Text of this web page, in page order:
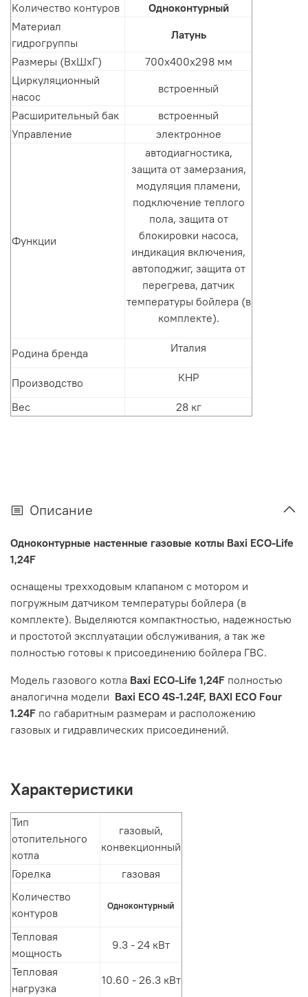
Количество контуров
Одноконтурный
Материал
гидрогруппы
Латунь
Размеры (ВхШхГ)
700x400x298 мм
Циркуляционный
насос
встроенный
Расширительный бак
встроенный
Управление
электронное
Функции
автодиагностика,
защита от замерзания,
модуляция пламени,
подключение теплого
пола, защита от
блокировки насоса,
индикация включения,
автоподжиг, защита от
перегрева, датчик
температуры бойлера (в
комплекте).
Родина бренда Италия
Производство КНР
Вес 28 кг
Описание
Одноконтурные настенные газовые котлы Baxi ECO-Life
1,24F
оснащены трехходовым клапаном с мотором и
погружным датчиком температуры бойлера (в
комплекте). Выделяются компактностью, надежностью
и простотой эксплуатации обслуживания, а так же
полностью готовы к присоединению бойлера ГВС.
Модель газового котла Baxi ECO-Life 1,24F полностью
аналогична модели Baxi ECO 4S-1.24F, BAXI ECO Four
1.24F по габаритным размерам и расположению
газовых и гидравлических присоединений.
Характеристики
Тип
отопительного
котла
газовый,
конвекционный
Горелка
газовая
Количество
контуров
Одноконтурный
Тепловая
мощность
9.3 - 24 кВт
Тепловая
нагрузка
10.60 - 26.3 кВт